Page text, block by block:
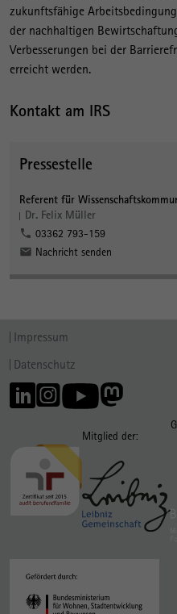
zukunftsfähige
der nachhaltigen
Verbesserungen bei der
erreicht werden.
Kontakt am IRS
Pressestelle
Referent für
Dr. Felix Müller
03362 793-159
Nachricht senden
Impressum
Datenschutz
Mitglied der: